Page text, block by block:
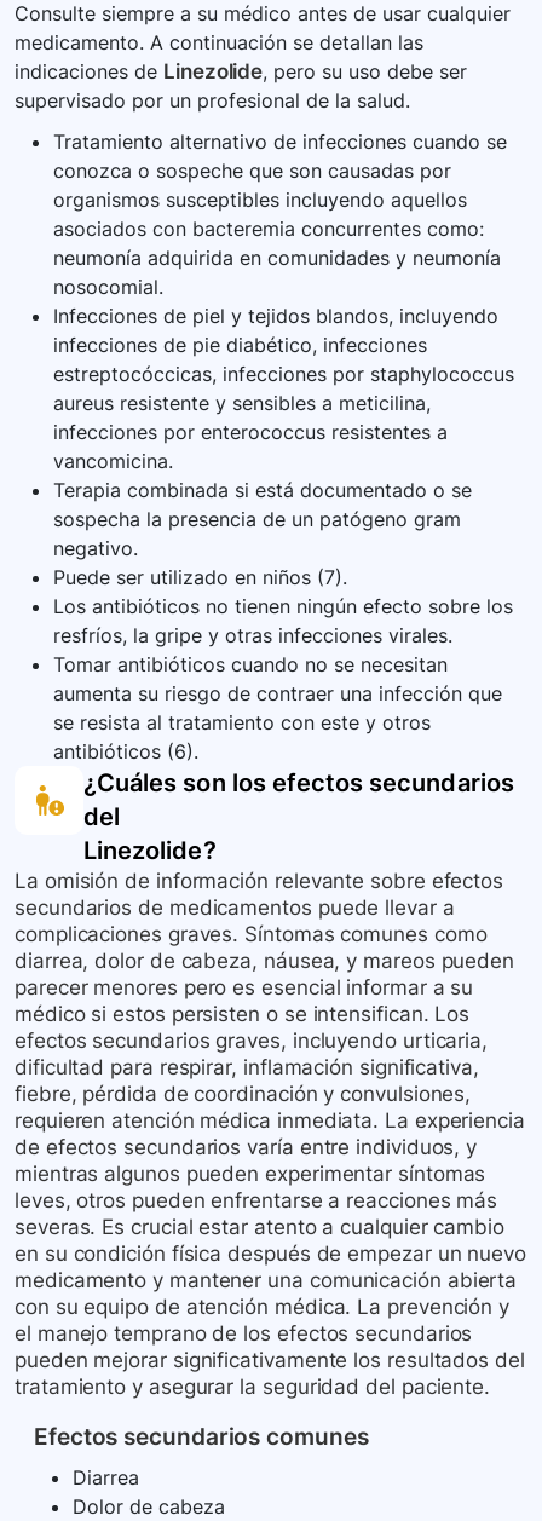
Consulte siempre a su médico antes de usar cualquier
medicamento. A continuación se detallan las
indicaciones de Linezolide, pero su uso debe ser
supervisado por un profesional de la salud.
Tratamiento alternativo de infecciones cuando se
conozca o sospeche que son causadas por
organismos susceptibles incluyendo aquellos
asociados con bacteremia concurrentes como:
neumonía adquirida en comunidades y neumonía
nosocomial.
Infecciones de piel y tejidos blandos, incluyendo
infecciones de pie diabético, infecciones
estreptocóccicas, infecciones por staphylococcus
aureus resistente y sensibles a meticilina,
infecciones por enterococcus resistentes a
vancomicina.
Terapia combinada si está documentado o se
sospecha la presencia de un patógeno gram
negativo.
Puede ser utilizado en niños (7).
Los antibióticos no tienen ningún efecto sobre los
resfríos, la gripe y otras infecciones virales.
Tomar antibióticos cuando no se necesitan
aumenta su riesgo de contraer una infección que
se resista al tratamiento con este y otros
antibióticos (6).
¿Cuáles son los efectos secundarios
del
Linezolide?
La omisión de información relevante sobre efectos
secundarios de medicamentos puede llevar a
complicaciones graves. Síntomas comunes como
diarrea, dolor de cabeza, náusea, y mareos pueden
parecer menores pero es esencial informar a su
médico si estos persisten o se intensifican. Los
efectos secundarios graves, incluyendo urticaria,
dificultad para respirar, inflamación significativa,
fiebre, pérdida de coordinación y convulsiones,
requieren atención médica inmediata. La experiencia
de efectos secundarios varía entre individuos, y
mientras algunos pueden experimentar síntomas
leves, otros pueden enfrentarse a reacciones más
severas. Es crucial estar atento a cualquier cambio
en su condición física después de empezar un nuevo
medicamento y mantener una comunicación abierta
con su equipo de atención médica. La prevención y
el manejo temprano de los efectos secundarios
pueden mejorar significativamente los resultados del
tratamiento y asegurar la seguridad del paciente.
Efectos secundarios comunes
Diarrea
Dolor de cabeza